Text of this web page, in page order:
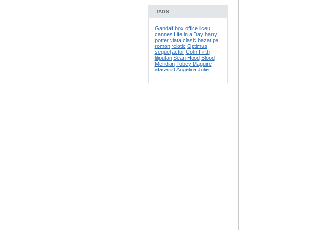
TAGS:
Gandalf box office liceu
cannes Life in a Day harry
potter viata clasic bazat pe
roman relatie Optimus
sequel actor Colin Firth
liliputan Sean Hood Blood
Meridian Tobey Maguire
afacerist Angelina Jolie